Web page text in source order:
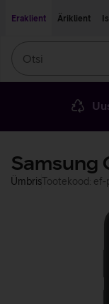
Eraklient
Äriklient
Samsung
ÜmbrisTootekood: ef-